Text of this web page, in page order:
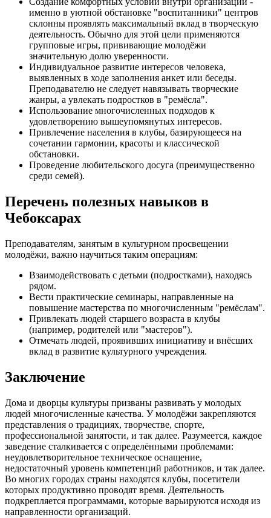
именно в уютной обстановке "воспитанники" центров
склонны проявлять максимальный вклад в творческую
деятельность. Обычно для этой цели применяются
групповые игры, прививающие молодёжи
значительную долю уверенности.
Индивидуальное развитие интересов человека,
выявленных в ходе заполнения анкет или беседы.
Преподавателю не следует навязывать творческие
жанры, а увлекать подростков в "ремёсла".
Использование многочисленных подходов к
удовлетворению вышеупомянутых интересов.
Привлечение населения в клубы, базирующееся на
сочетании гармонии, красоты и классической
обстановки.
Проведение любительского досуга (преимущественно
среди семей).
Перечень полезных навыков в
Чебоксарах
Преподавателям, занятым в культурном просвещении
молодёжи, важно научиться таким операциям:
Взаимодействовать с детьми (подростками), находясь
рядом.
Вести практические семинары, направленные на
повышение мастерства по многочисленным "ремёслам".
Привлекать людей старшего возраста в клубы
(например, родителей или "мастеров").
Отмечать людей, проявивших инициативу и внёсших
вклад в развитие культурного учреждения.
Заключение
Дома и дворцы культуры призваны развивать у молодых
людей многочисленные качества. У молодёжи закрепляются
представления о традициях, творчестве, спорте,
профессиональной занятости, и так далее. Разумеется, каждое
заведение сталкивается с определёнными проблемами:
неудовлетворительное техническое оснащение,
недостаточный уровень компетенций работников, и так далее.
Во многих городах страны находятся клубы, посетители
которых продуктивно проводят время. Деятельность
подкрепляется программами, которые варьируются исходя из
направленности организаций.